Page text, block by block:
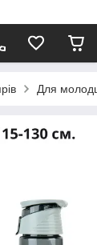
Для